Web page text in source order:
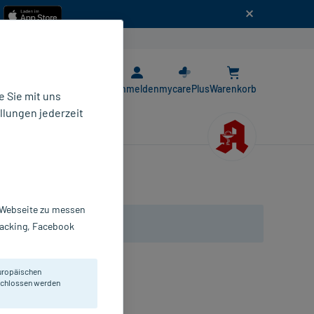
AnmeldenmycarePlusWarenkorb
Sie mit uns
jederzeit
zu messen
Facebook
werden